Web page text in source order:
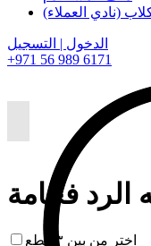
(نادي العملاء)
الدخول | التسجيل
+971 56 989 6171
اختر من بين ٣ قطع